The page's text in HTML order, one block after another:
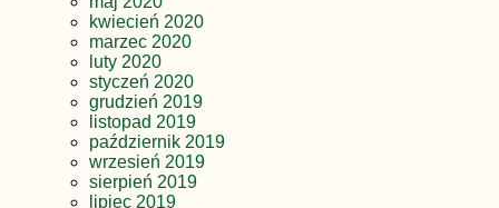
kwiecień 2020
marzec 2020
luty 2020
styczeń 2020
grudzień 2019
listopad 2019
październik 2019
wrzesień 2019
sierpień 2019
lipiec 2019